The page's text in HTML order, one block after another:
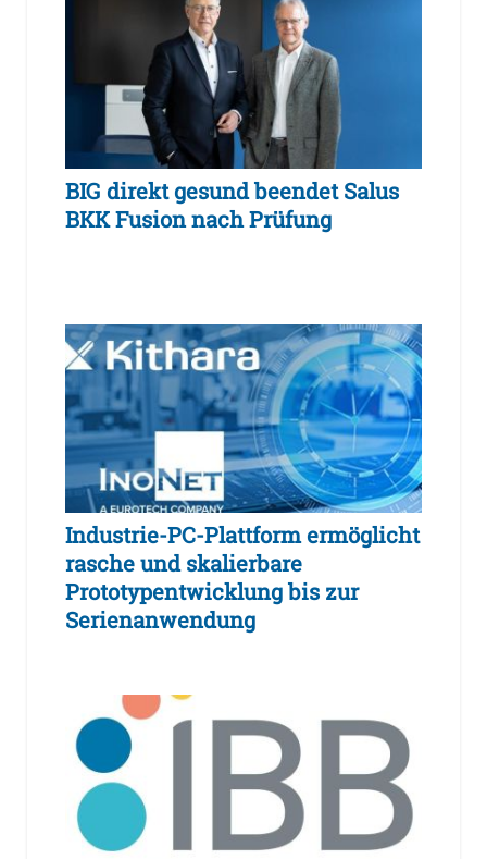
BIG direkt gesund beendet Salus
BKK Fusion nach Prüfung
Industrie-PC-Plattform ermöglicht
rasche und skalierbare
Prototypentwicklung bis zur
Serienanwendung